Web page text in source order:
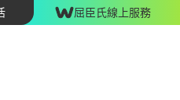
屈臣氏線上服務